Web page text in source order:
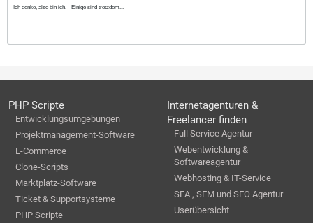
Ich denke, also bin ich. - Einige sind trotzdem...
PHP Scripte
Entwicklungsumgebungen
Projektmanagement-Software
E-Commerce
Clone-Scripts
Marktplatz-Software
Ticket & Supportsysteme
PHP Scripte
Internetagenturen &
Freelancer finden
Full Service Agentur
Webentwicklung &
Softwareagentur
Webhosting & IT-Service
SEA , SEM und SEO Agentur
Userübersicht